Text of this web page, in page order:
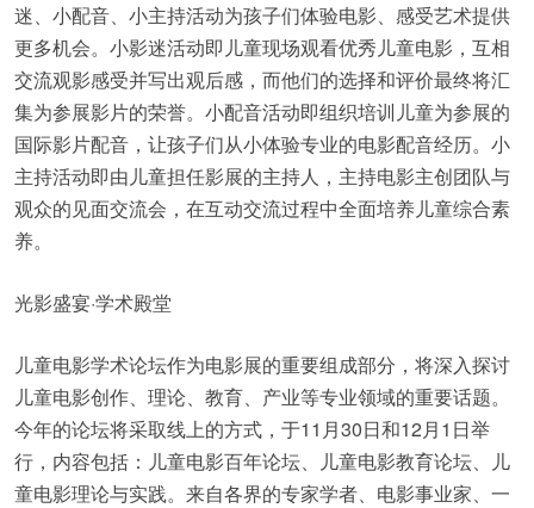
迷、小配音、小主持活动为孩子们体验电影、感受艺术提供
更多机会。小影迷活动即儿童现场观看优秀儿童电影，互相
交流观影感受并写出观后感，而他们的选择和评价最终将汇
集为参展影片的荣誉。小配音活动即组织培训儿童为参展的
国际影片配音，让孩子们从小体验专业的电影配音经历。小
主持活动即由儿童担任影展的主持人，主持电影主创团队与
观众的见面交流会，在互动交流过程中全面培养儿童综合素
养。
光影盛宴·学术殿堂
儿童电影学术论坛作为电影展的重要组成部分，将深入探讨
儿童电影创作、理论、教育、产业等专业领域的重要话题。
今年的论坛将采取线上的方式，于11月30日和12月1日举
行，内容包括：儿童电影百年论坛、儿童电影教育论坛、儿
童电影理论与实践。来自各界的专家学者、电影事业家、一